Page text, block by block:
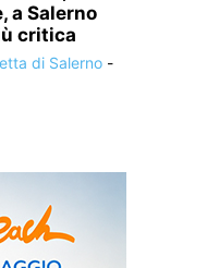
a Salerno
critica
di Salerno -